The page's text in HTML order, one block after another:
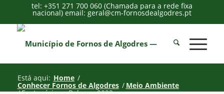
tel: +351 271 700 060 (Chamada para a rede fixa
nacional) email: geral@cm-fornosdealgodres.pt
Está aqui: Home /
Conhecer Fornos de Algodres / Meio Ambiente